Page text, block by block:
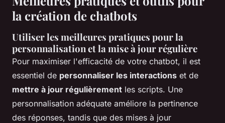
la création de chatbots
Utiliser les meilleures pratiques pour la
personnalisation et la mise à jour régulière
Pour maximiser l'efficacité de votre chatbot, il est
essentiel de personnaliser les interactions et de
mettre à jour régulièrement les scripts. Une
personnalisation adéquate améliore la pertinence
des réponses, tandis que des mises à jour